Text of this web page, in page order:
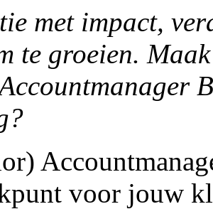
met impact,
te groeien.
voor jouw